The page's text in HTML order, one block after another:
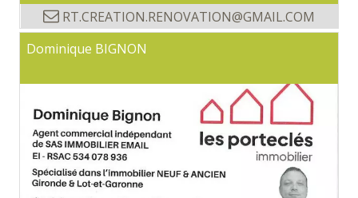
RT.CREATION.RENOVATION@GMAIL.COM
Dominique BIGNON